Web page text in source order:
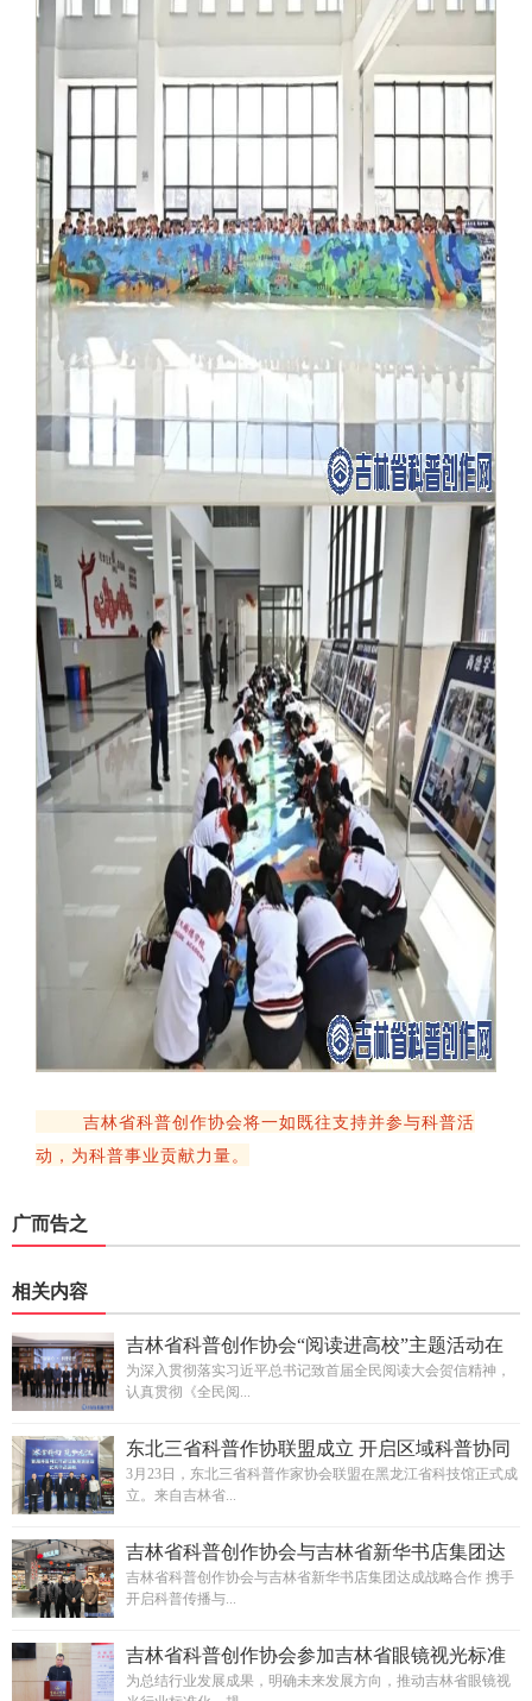
吉林省科普创作协会将一如既往支持并参与科普活
动，为科普事业贡献力量。
广而告之
相关内容
吉林省科普创作协会“阅读进高校”主题活动在
长春电子科技学院成功举办
为深入贯彻落实习近平总书记致首届全民阅读大会贺信精神，
认真贯彻《全民阅...
东北三省科普作协联盟成立 开启区域科普协同
发展新篇章
3月23日，东北三省科普作家协会联盟在黑龙江省科技馆正式成
立。来自吉林省...
吉林省科普创作协会与吉林省新华书店集团达
成战略合作
吉林省科普创作协会与吉林省新华书店集团达成战略合作 携手
开启科普传播与...
吉林省科普创作协会参加吉林省眼镜视光标准
化技术委员会年会
为总结行业发展成果，明确未来发展方向，推动吉林省眼镜视